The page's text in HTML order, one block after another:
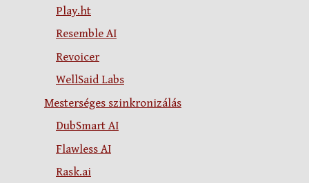
Play.ht
Resemble AI
Revoicer
WellSaid Labs
Mesterséges szinkronizálás
DubSmart AI
Flawless AI
Rask.ai